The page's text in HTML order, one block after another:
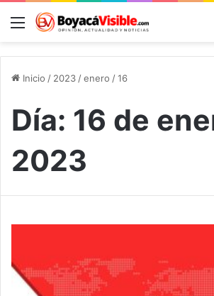
Menú
Inicio / 2023 /enero /16
Día: 16 de
2023